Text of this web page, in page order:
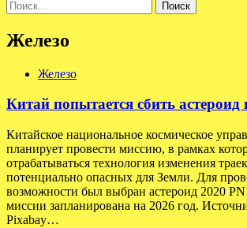
Найти:
Железо
Железо
Китай попытается сбить астероид
Китайское национальное космическое
планирует провести миссию, в рамках
отрабатываться технология изменения
потенциально опасных для Земли. Для
возможности был выбран астероид 2020
миссии запланирована на 2026 год.
Pixabay…